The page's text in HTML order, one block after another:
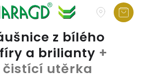
z bílého
a brilianty +
utěrka